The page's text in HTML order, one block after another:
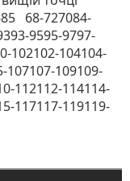
85 68-727084-
9595-9797-
102102-104104-
107107-109109-
112112-114114-
117117-119119-